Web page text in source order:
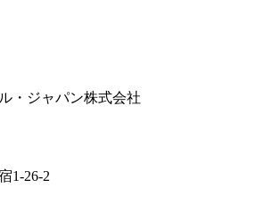
・ジャパン株式会社
1-26-2